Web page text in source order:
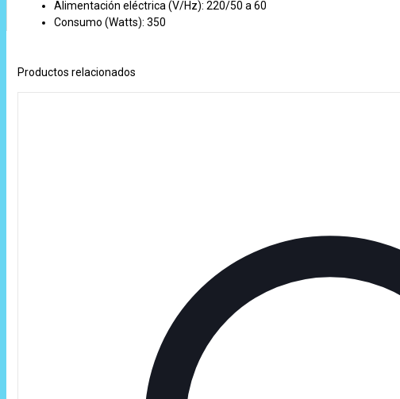
Alimentación eléctrica (V/Hz): 220/50 a 60
Consumo (Watts): 350
Productos relacionados